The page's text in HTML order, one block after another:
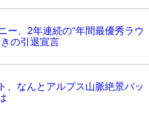
ー、2年連続の“年間最優秀ラウ
の引退宣言
、なんとアルプス山脈絶景バッ